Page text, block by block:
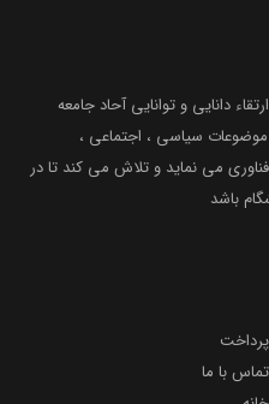
دانایی و توانایی آحاد جامعه
موضوعات سیاسی ، اجتماعی ،
می نماید و تلاش می کند تا در
باشد
پرداخت
تماس با ما